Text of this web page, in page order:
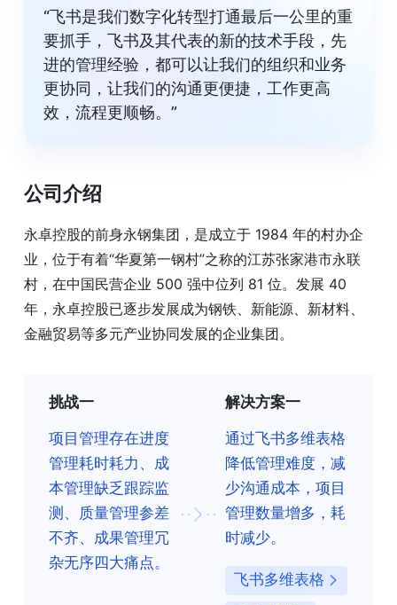
“飞书是我们数字化转型打通最后一公里的重
要抓手，飞书及其代表的新的技术手段，先
进的管理经验，都可以让我们的组织和业务
更协同，让我们的沟通更便捷，工作更高
效，流程更顺畅。”
公司介绍
永卓控股的前身永钢集团，是成立于 1984 年的村办企
业，位于有着“华夏第一钢村”之称的江苏张家港市永联
村，在中国民营企业 500 强中位列 81 位。发展 40
年，永卓控股已逐步发展成为钢铁、新能源、新材料、
金融贸易等多元产业协同发展的企业集团。
挑战一
项目管理存在进度
管理耗时耗力、成
本管理缺乏跟踪监
测、质量管理参差
不齐、成果管理冗
杂无序四大痛点。
解决方案一
通过飞书多维表格
降低管理难度，减
少沟通成本，项目
管理数量增多，耗
时减少。
飞书多维表格